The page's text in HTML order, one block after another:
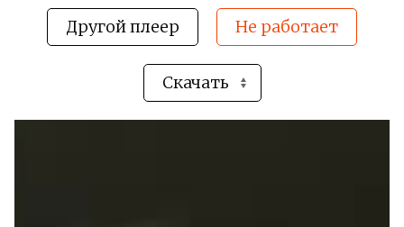
Другой плеер Не работает